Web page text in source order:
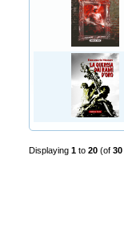
Displaying 1 to 20 (of 30